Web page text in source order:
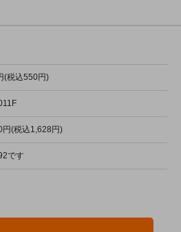
(税込550円)
円(税込1,628円)
です